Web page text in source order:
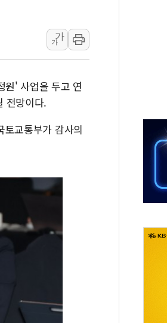
제' 다이먼 "금융시장 레버리지 위험수위…숨
색공장서 화재 1명 중상…대응 1단계 진압 중
창설 80주년…지역과 함께하는 '선봉'의 대민
산서 동해로 단거리 탄도미사일 1발 발사…
전술, 중남미 콜롬비아에 새 안보 위기… 반
도 해상서 부유물 감긴 어선 구조
처리업체서 불 2시간30여분만에 진화...외
가
가
원' 사업을 두고 연
전망이다.
교통부가 감사의